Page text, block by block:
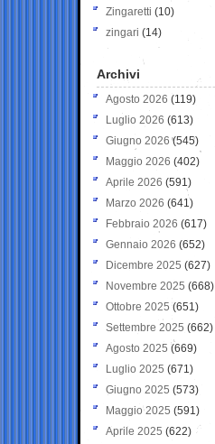
Zingaretti (10)
zingari (14)
Archivi
Agosto 2026 (119)
Luglio 2026 (613)
Giugno 2026 (545)
Maggio 2026 (402)
Aprile 2026 (591)
Marzo 2026 (641)
Febbraio 2026 (617)
Gennaio 2026 (652)
Dicembre 2025 (627)
Novembre 2025 (668)
Ottobre 2025 (651)
Settembre 2025 (662)
Agosto 2025 (669)
Luglio 2025 (671)
Giugno 2025 (573)
Maggio 2025 (591)
Aprile 2025 (622)